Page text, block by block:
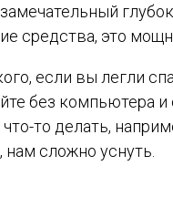
средства, это
если вы легли
без компьютера
то делать,
нам сложно уснуть.